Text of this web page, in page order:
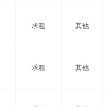
求租 其他
求租 其他